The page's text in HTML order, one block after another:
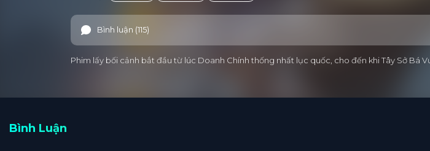
Bình luận (115)
Phim lấy bối cảnh bắt đầu từ lúc Doanh Chính thống nhất lục quốc, cho đến khi Tây Sở Bá
Bình Luận